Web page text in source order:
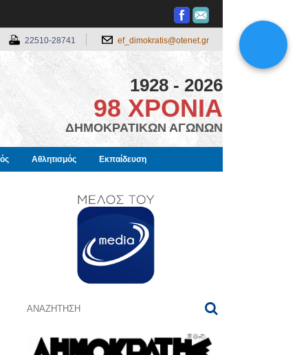
22510-28741 ef_dimokratis@otenet.gr
1928 - 2026
98 ΧΡΟΝΙΑ
ΔΗΜΟΚΡΑΤΙΚΩΝ ΑΓΩΝΩΝ
Αθλητισμός Εκπαίδευση